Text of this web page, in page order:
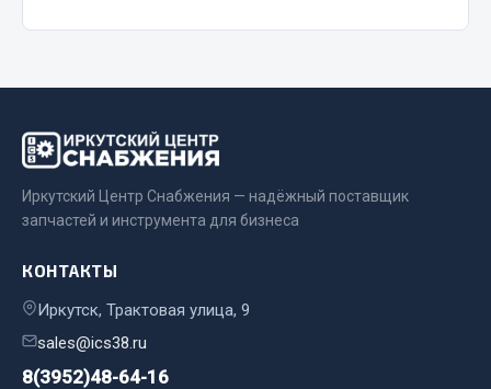
Мост задний
Система выпуска газа
Сцепление
Тормозная система
Показать ещё
Весь раздел
Запчасти ЯМЗ
Иркутский Центр Снабжения — надёжный поставщик
запчастей и инструмента для бизнеса
КОНТАКТЫ
Иркутск, Трактовая улица, 9
sales@ics38.ru
8(3952)48-64-16